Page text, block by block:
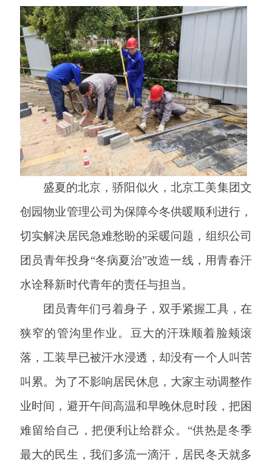
盛夏的北京，骄阳似火，北京工美集团文
创园物业管理公司为保障今冬供暖顺利进行，
切实解决居民急难愁盼的采暖问题，组织公司
团员青年投身“冬病夏治”改造一线，用青春汗
水诠释新时代青年的责任与担当。
团员青年们弓着身子，双手紧握工具，在
狭窄的管沟里作业。豆大的汗珠顺着脸颊滚
落，工装早已被汗水浸透，却没有一个人叫苦
叫累。为了不影响居民休息，大家主动调整作
业时间，避开午间高温和早晚休息时段，把困
难留给自己，把便利让给群众。 “供热是冬季
最大的民生，我们多流一滴汗，居民冬天就多